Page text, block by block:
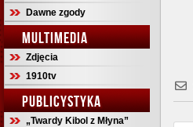
Dawne zgody
MULTIMEDIA
Zdjęcia
1910tv
PUBLICYSTYKA
„Twardy Kibol z Młyna”